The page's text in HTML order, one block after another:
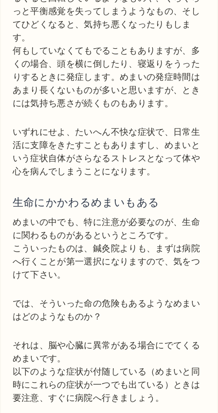
っと平衡感覚を失ってしまうようなもの、そし
てひどくなると、気持ち悪くなったりもしま
す。
何もしていなくてもでることもありますが、多
くの場合、頭を横に倒したり、寝返りをうった
りするときに発症します。めまいの発症時間は
あまり長くないものが多いと思いますが、とき
には気持ち悪さが続くものもあります。
いずれにせよ、たいへん不快な症状で、日常生
活に支障をきたすこともありますし、めまいと
いう症状自体がさらなるストレスとなって体や
心を病んでしまうことになります。
生命にかかわるめまいもある
めまいの中でも、特に注意が必要なのが、生命
に関わるものがあるというところです。
こういったものは、鍼灸院よりも、まずは病院
へ行くことが第一選択になりますので、気をつ
けて下さい。
では、そういった命の危険もあるようなめまい
はどのようなものか？
それは、脳や心臓に異常がある場合にでてくる
めまいです。
以下のような症状が付随している（めまいと同
時にこれらの症状が一つでも出ている）ときは
要注意、すぐに病院へ行きましょう。